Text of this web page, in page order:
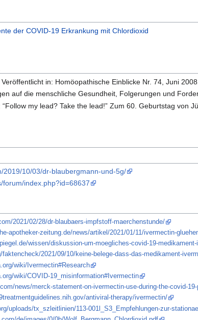
der COVID-19 Erkrankung mit Chlordioxid
in: Homöopathische Einblicke Nr. 74, Juni
auf die menschliche Gesundheit, Folgerungen und
my lead? Take the lead!” Zum 60. Geburtstag
2019/10/03/dr-blaubergmann-und-5g/
forum/index.php?id=68637
2021/02/28/dr-blaubaers-impfstoff-maerchenstunde/
apotheker-zeitung.de/news/artikel/2021/01/11/ivermectin-
wissen/diskussion-um-moegliches-covid-19-
faktencheck/2021/09/10/keine-belege-dass-das-medikament-
wiki/Ivermectin#Research
wiki/COVID-19_misinformation#Ivermectin
news/merck-statement-on-ivermectin-use-during-the-covid-
antiviral-therapy/ivermectin/
uploads/tx_szleitlinien/113-001l_S3_Empfehlungen-zur-